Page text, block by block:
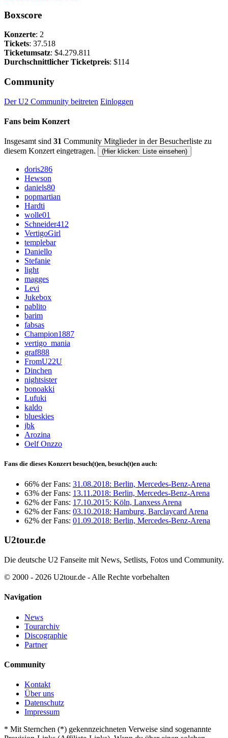
Boxscore
Konzerte: 2
Tickets: 37.518
Ticketumsatz: $4.279.811
Durchschnittlicher Ticketpreis: $114
Community
Der U2 Community beitreten Einloggen
Fans beim Konzert
Insgesamt sind 31 Community Mitglieder in der Besucherliste zu
diesem Konzert eingetragen.
(Hier klicken: Liste einsehen)
doris286
Hewson
daniels80
popmartian
Hardti
wolle01
Schneider412
VertigoGirl
templebar
Daniello
Stefanie
light
magges
Levi
Jukebox
pablito
barim
fabsas
Champion1887
vertigo_mania
graf888
FromU22U
Dinchen
nightsister
bonoakki
Lufuki
kaldo
blueskies
jbk
Arozina
Oelf Onzzo
Fans die dieses Konzert besuch(t)en, besuch(t)en auch:
66% der Fans: 31.08.2018: Berlin, Mercedes-Benz-Arena
63% der Fans: 13.11.2018: Berlin, Mercedes-Benz-Arena
62% der Fans: 17.10.2015: Köln, Lanxess Arena
62% der Fans: 03.10.2018: Hamburg, Barclaycard Arena
62% der Fans: 01.09.2018: Berlin, Mercedes-Benz-Arena
U2tour.de
Die deutsche U2 Fanseite mit News, Setlists, Fotos und Community.
© 2000 - 2026 U2tour.de - Alle Rechte vorbehalten
Navigation
News
Tourarchiv
Discographie
Partner
Community
Kontakt
Über uns
Datenschutz
Impressum
* Mit Sternchen (*) gekennzeichneten Verweise sind sogenannte